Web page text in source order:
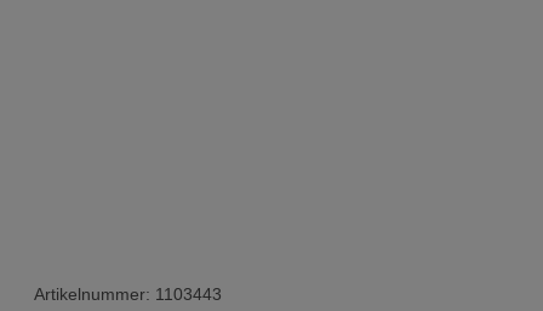
Artikelnummer: 1103443